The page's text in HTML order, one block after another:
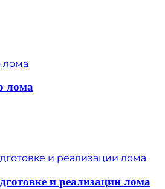
лома
и реализации лома